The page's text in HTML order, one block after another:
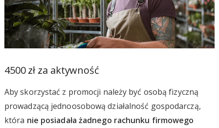
4500 zł za aktywność
Aby skorzystać z promocji należy być osobą fizyczną
prowadzącą jednoosobową działalność gospodarczą,
która nie posiadała żadnego rachunku firmowego